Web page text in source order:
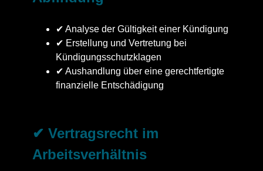
✔ Analyse der Gültigkeit einer Kündigung
✔ Erstellung und Vertretung bei
Kündigungsschutzklagen
✔ Aushandlung über eine gerechtfertigte
finanzielle Entschädigung
✔ Vertragsrecht im
Arbeitsverhältnis